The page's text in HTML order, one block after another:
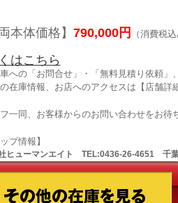
本体価格】 790,000円 （消費税込
はこちら
への「お問合せ」・「無料見積り依頼」
在庫情報、お店へのアクセスは【店舗詳
一同、お客様からのお問い合わせをお待
ップ情報】
ヒューマンエイト TEL:0436-26-4651 千